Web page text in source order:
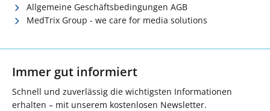
Allgemeine Geschäftsbedingungen AGB
MedTrix Group - we care for media solutions
Immer gut informiert
Schnell und zuverlässig die wichtigsten Informationen
erhalten – mit unserem kostenlosen Newsletter.